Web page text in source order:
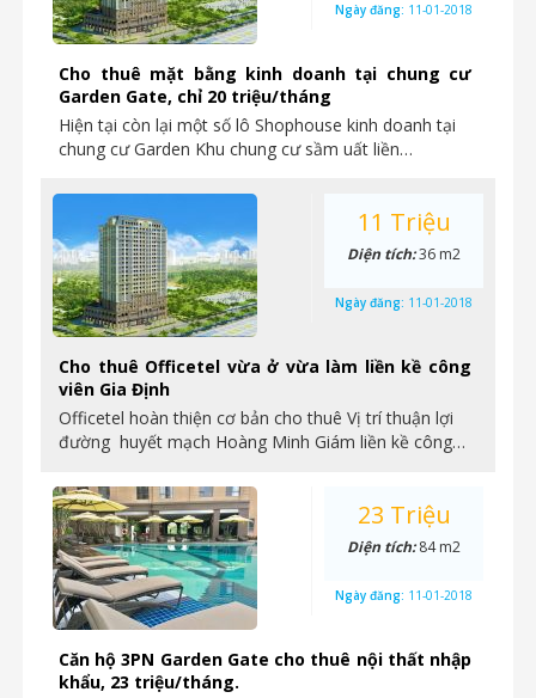
Cho thuê mặt bằng kinh doanh tại chung cư
Garden Gate, chỉ 20 triệu/tháng
Hiện tại còn lại một số lô Shophouse kinh doanh tại
chung cư Garden Khu chung cư sầm uất liền…
Ngày đăng: 11-01-2018
Cho thuê Officetel vừa ở vừa làm liền kề công
viên Gia Định
Officetel hoàn thiện cơ bản cho thuê Vị trí thuận lợi
đường huyết mạch Hoàng Minh Giám liền kề công…
11 Triệu
Diện tích:36 m2
Ngày đăng: 11-01-2018
Căn hộ 3PN Garden Gate cho thuê nội thất nhập
khẩu, 23 triệu/tháng.
23 Triệu
Diện tích:84 m2
Ngày đăng: 11-01-2018